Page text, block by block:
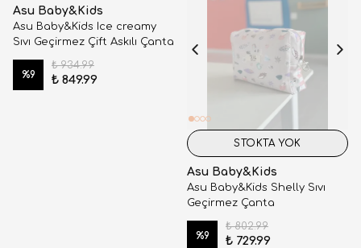
Asu Baby&Kids
Asu Baby&Kids Ice creamy
Sıvı Geçirmez Çift Askılı Çanta
%9
₺ 934.99
₺ 849.99
STOKTA YOK
Asu Baby&Kids
Asu Baby&Kids Shelly Sıvı
Geçirmez Çanta
%9
₺ 802.99
₺ 729.99